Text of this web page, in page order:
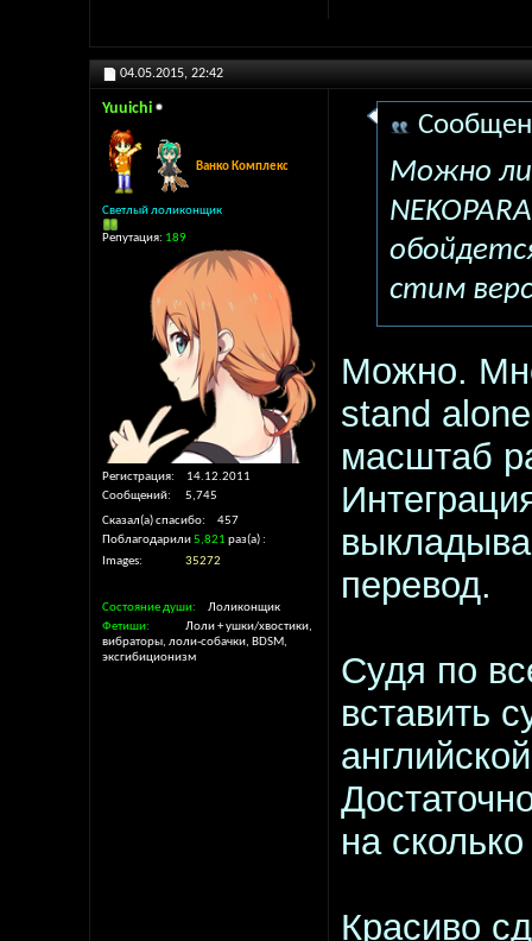
04.05.2015, 22:42
Yuuichi
Ванко Комплекс
Светлый лоликонщик
Репутация: 189
Регистрация
14.12.2011
Сообщений
5,745
Сказал(а) спасибо
457
Поблагодарили5,821 раз(а)
Images
35272
Состояние души
Лоликонщик
Фетиши
Лоли + ушки/хвостики,
вибраторы, лоли-собачки, BDSM,
эксгибиционизм
Можно ли
стим
Можно.
stand
масштаб
перевод.
Судя по
вставить
на
Красиво